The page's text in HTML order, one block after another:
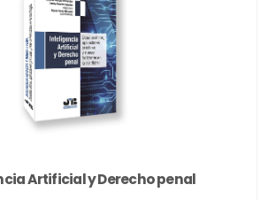
Artificial y Derecho penal